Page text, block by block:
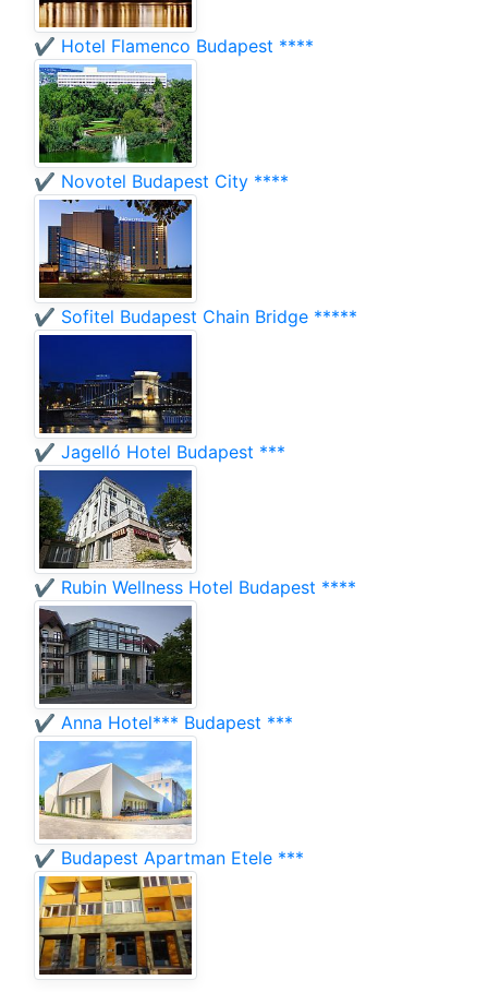
✔️ Hotel Flamenco Budapest ****
✔️ Novotel Budapest City ****
✔️ Sofitel Budapest Chain Bridge *****
✔️ Jagelló Hotel Budapest ***
✔️ Rubin Wellness Hotel Budapest ****
✔️ Anna Hotel*** Budapest ***
✔️ Budapest Apartman Etele ***